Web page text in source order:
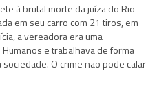
à brutal morte da juíza do Rio
em seu carro com 21 tiros, em
a vereadora era uma
e trabalhava de forma
O crime não pode calar